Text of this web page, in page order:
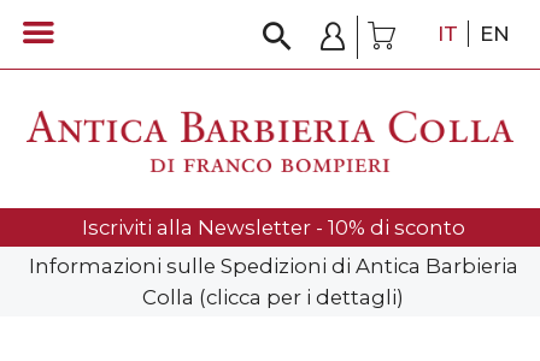
IT EN
Iscriviti alla Newsletter - 10% di sconto
Informazioni sulle Spedizioni di Antica Barbieria
Colla (clicca per i dettagli)